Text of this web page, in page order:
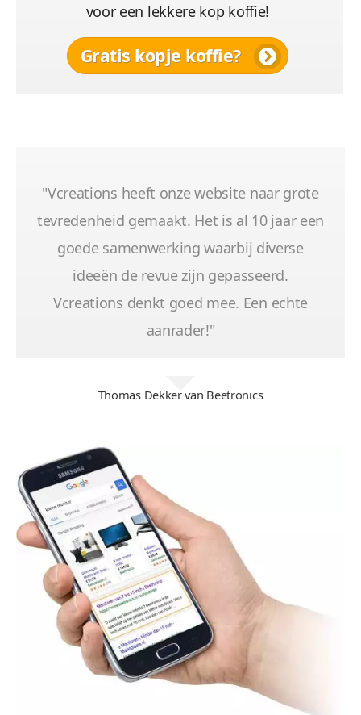
voor een lekkere kop koffie!
Gratis kopje koffie?
"Vcreations heeft onze website naar grote
tevredenheid gemaakt. Het is al 10 jaar een
goede samenwerking waarbij diverse
ideeën de revue zijn gepasseerd.
Vcreations denkt goed mee. Een echte
aanrader!"
Thomas Dekker van Beetronics